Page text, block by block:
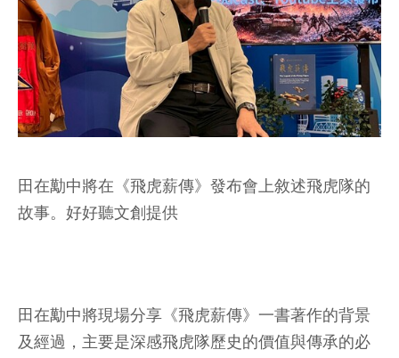
田在勱中將在《飛虎薪傳》發布會上敘述飛虎隊的
故事。好好聽文創提供
田在勱中將現場分享《飛虎薪傳》一書著作的背景
及經過，主要是深感飛虎隊歷史的價值與傳承的必